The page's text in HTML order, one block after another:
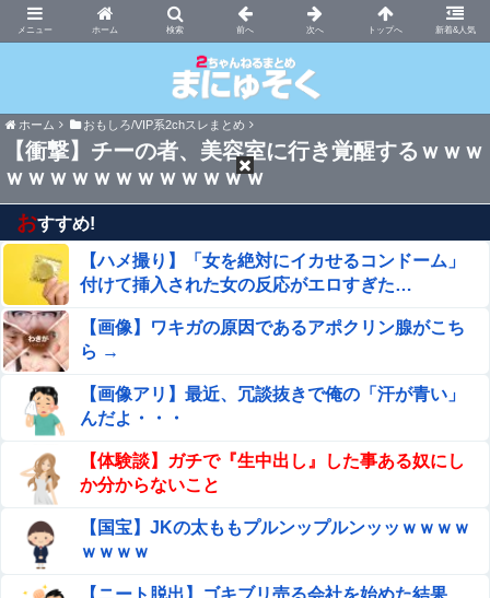
ホーム 新着&人気
まにゅそく 2chまとめニュース速報VIP
ホーム おもしろ/VIP系2chスレまとめ
【衝撃】チーの者、美容室に行き覚醒するｗｗｗ
ｗｗｗｗｗｗｗｗｗｗｗｗ
おすすめ!
【ハメ撮り】「女を絶対にイカせるコンドーム」
付けて挿入された女の反応がエロすぎた…
【画像】ワキガの原因であるアポクリン腺がこち
ら →
【画像アリ】最近、冗談抜きで俺の「汗が青い」
んだよ・・・
【体験談】ガチで『生中出し』した事ある奴にし
か分からないこと
【国宝】JKの太ももプルンップルンッッｗｗｗｗ
ｗｗｗｗ
【ニート脱出】ゴキブリ売る会社を始めた結果